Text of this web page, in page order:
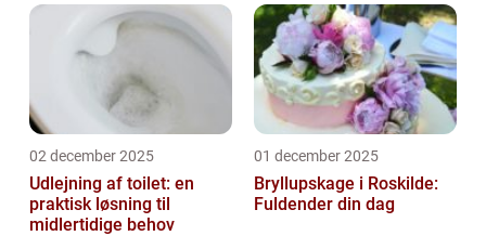
02 december 2025
Udlejning af toilet: en
praktisk løsning til
midlertidige behov
01 december 2025
Bryllupskage i Roskilde:
Fuldender din dag